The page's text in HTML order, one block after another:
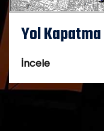
Yol
İncele